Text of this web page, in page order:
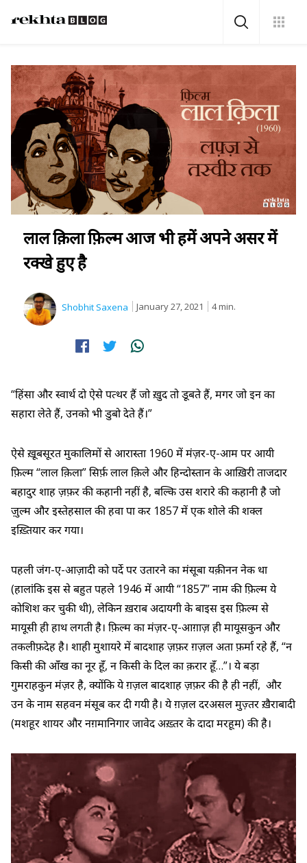
लाल क़िला फ़िल्म आज भी हमें अपने असर में
रक्खे हुए है
Shobhit Saxena January 27, 2021 4 min.
“हिंसा और स्वार्थ दो ऐसे पत्थर हैं जो ख़ुद तो डूबते हैं, मगर जो इन का
सहारा लेते हैं, उनको भी डुबो देते हैं।”
ऐसे ख़ूबसूरत मुकालिमों से आरास्ता 1960 में मंज़र-ए-आम पर आयी
फ़िल्म “लाल क़िला” सिर्फ़ लाल क़िले और हिन्दोस्तान के आख़िरी ताजदार
बहादुर शाह ज़फ़र की कहानी नहीं है, बल्कि उस शरारे की कहानी है जो
ज़ुल्म और इस्तेहसाल की हवा पा कर 1857 में एक शोले की शक्ल
इख़्तियार कर गया।
पहली जंग-ए-आज़ादी को पर्दे पर उतारने का मंसूबा यक़ीनन नेक था
(हालांकि इस से बहुत पहले 1946 में आयी “1857” नाम की फ़िल्म ये
कोशिश कर चुकी थी), लेकिन ख़राब अदायगी के बाइस इस फ़िल्म से
मायूसी ही हाथ लगती है। फ़िल्म का मंज़र-ए-आग़ाज़ ही मायूसकुन और
तकलीफ़देह है। शाही मुशायरे में बादशाह ज़फ़र ग़ज़ल अता फ़र्मा रहे हैं, “न
किसी की आँख का नूर हूँ, न किसी के दिल का क़रार हूँ…”। ये बड़ा
गुमराहकुन मंज़र है, क्योंकि ये ग़ज़ल बादशाह ज़फ़र की है ही नहीं, और
उन के नाम सहवन मंसूब कर दी गयी है। ये ग़ज़ल दरअसल मुज़्तर ख़ैराबादी
(मशहूर शायर और नग़मानिगार जावेद अख़्तर के दादा मरहूम) की है।